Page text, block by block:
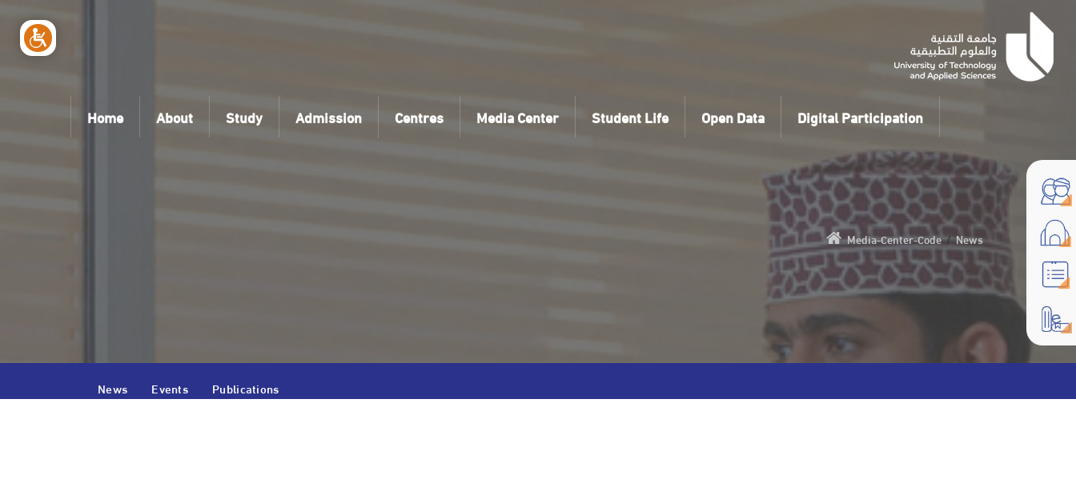
Home About Study Admission Centres Media Center Student Life Open Data Digital Participation
Media-Center-Code/News
News Events Publications